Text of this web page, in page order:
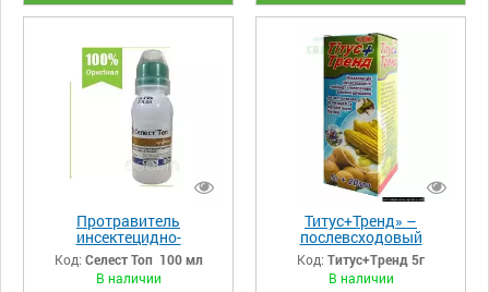
Протравитель
инсектецидно-
фунгицидной Селест Топ
100 мл
Код: Селест Топ 100 мл
В наличии
Титус+Тренд» –
послевсходовый
гербицид 5г+ 20 мл
Код: Титус+Тренд 5г
В наличии